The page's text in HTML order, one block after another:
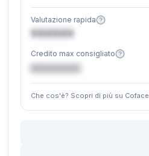
Valutazione rapida
XXXXXX
Credito max consigliato
€XXXXXX
Che cos'è? Scopri di più su Coface